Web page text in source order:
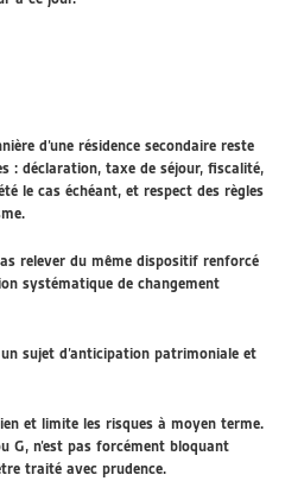
d’une résidence secondaire reste
: déclaration, taxe de séjour, fiscalité,
le cas échéant, et respect des règles
relever du même dispositif renforcé
systématique de changement
sujet d’anticipation patrimoniale et
et limite les risques à moyen terme.
G, n’est pas forcément bloquant
traité avec prudence.